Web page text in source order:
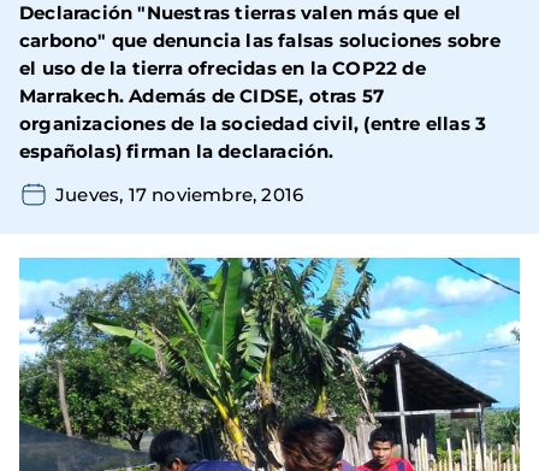
Declaración "Nuestras tierras valen más que el
carbono" que denuncia las falsas soluciones sobre
el uso de la tierra ofrecidas en la COP22 de
Marrakech. Además de CIDSE, otras 57
organizaciones de la sociedad civil, (entre ellas 3
españolas) firman la declaración.
Jueves, 17 noviembre, 2016